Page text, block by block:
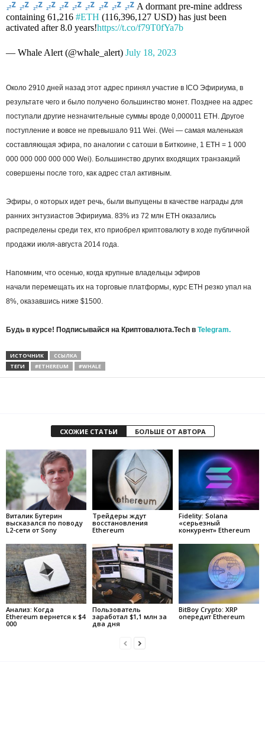
A dormant pre-mine address
containing 61,216 #ETH (116,396,127 USD) has just been
activated after 8.0 years!https://t.co/f79T0fYa7b
— Whale Alert (@whale_alert) July 18, 2023
Около 2910 дней назад этот адрес принял участие в ICO Эфириума, в
результате чего и было получено большинство монет. Позднее на адрес
поступали другие незначительные суммы вроде 0,000011 ETH. Другое
поступление и вовсе не превышало 911 Wei. (Wei — самая маленькая
составляющая эфира, по аналогии с сатоши в Биткоине, 1 ETH = 1 000
000 000 000 000 000 Wei). Большинство других входящих транзакций
совершены после того, как адрес стал активным.
Эфиры, о которых идет речь, были выпущены в качестве награды для
ранних энтузиастов Эфириума. 83% из 72 млн ETH оказались
распределены среди тех, кто приобрел криптовалюту в ходе публичной
продажи июля-августа 2014 года.
Напомним, что осенью, когда крупные владельцы эфиров
начали перемещать их на торговые платформы, курс ETH резко упал на
8%, оказавшись ниже $1500.
Будь в курсе! Подписывайся на Криптовалюта.Tech в Telegram.
ИСТОЧНИК
ССЫЛКА
ТЕГИ
#ETHEREUM #WHALE
СХОЖИЕ СТАТЬИ БОЛЬШЕ ОТ АВТОРА
Виталик Бутерин
высказался по поводу
L2-сети от Sony
Трейдеры ждут
восстановления
Ethereum
Fidelity: Solana
«серьезный
конкурент» Ethereum
Анализ: Когда
Ethereum вернется к $4
000
Пользователь
заработал $1,1 млн за
два дня
BitBoy Crypto: XRP
опередит Ethereum